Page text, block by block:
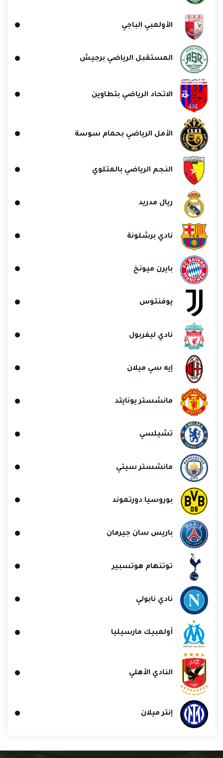
الأولمبي الباجي
المستقبل الرياضي برجيش
الاتحاد الرياضي بتطاوين
الأمل الرياضي بحمام سوسة
النجم الرياضي بالمتلوي
ريال مدريد
نادي برشلونة
بايرن ميونخ
يوفنتوس
نادي ليفربول
إيه سي ميلان
مانشستر يونايتد
تشيلسي
مانشستر سيتي
بوروسيا دورتموند
باريس سان جيرمان
توتنهام هوتسبير
نادي نابولي
أولمبيك مارسيليا
النادي الأهلي
إنتر ميلان